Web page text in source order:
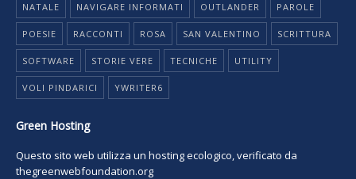
NATALE NAVIGARE INFORMATI OUTLANDER PAROLE
POESIE RACCONTI ROSA SAN VALENTINO SCRITTURA
SOFTWARE STORIE VERE TECNICHE UTILITY
VOLI PINDARICI YWRITER6
Green Hosting
Questo sito web utilizza un hosting ecologico, verificato da
thegreenwebfoundation.org